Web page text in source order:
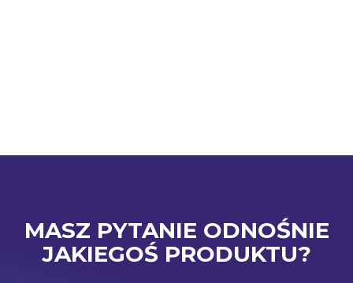
MASZ PYTANIE ODNOŚNIE
JAKIEGOŚ PRODUKTU?